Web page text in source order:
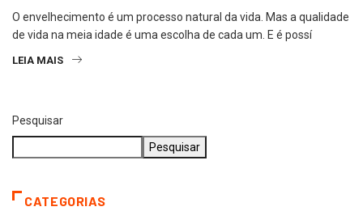
O envelhecimento é um processo natural da vida. Mas a qualidade
de vida na meia idade é uma escolha de cada um. E é possí
LEIA MAIS
Pesquisar
Pesquisar
CATEGORIAS